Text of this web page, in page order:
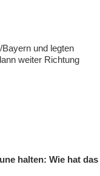
und legten
weiter Richtung
halten: Wie hat das